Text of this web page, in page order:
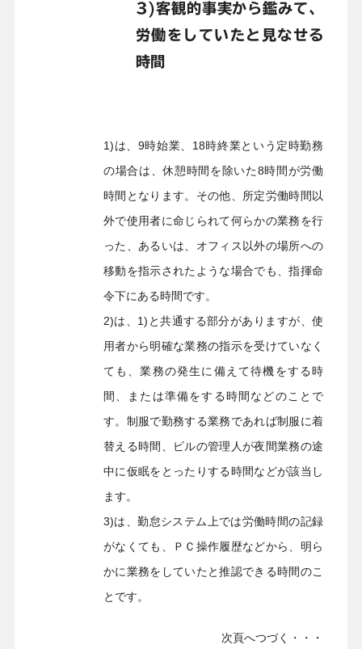
3)客観的事実から鑑みて、
労働をしていたと見なせる
時間
1)は、9時始業、18時終業という定時勤務
の場合は、休憩時間を除いた8時間が労働
時間となります。その他、所定労働時間以
外で使用者に命じられて何らかの業務を行
った、あるいは、オフィス以外の場所への
移動を指示されたような場合でも、指揮命
令下にある時間です。
2)は、1)と共通する部分がありますが、使
用者から明確な業務の指示を受けていなく
ても、業務の発生に備えて待機をする時
間、または準備をする時間などのことで
す。制服で勤務する業務であれば制服に着
替える時間、ビルの管理人が夜間業務の途
中に仮眠をとったりする時間などが該当し
ます。
3)は、勤怠システム上では労働時間の記録
がなくても、ＰＣ操作履歴などから、明ら
かに業務をしていたと推認できる時間のこ
とです。
次頁へつづく・・・